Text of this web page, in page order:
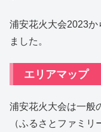
浦安花火大会2023か
ました。
エリアマップ
浦安花火大会は一般
（ふるさとファミ